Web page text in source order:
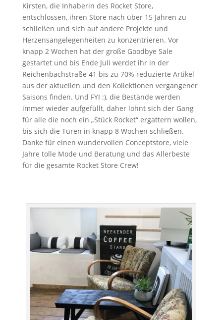
Kirsten, die Inhaberin des Rocket Store,
entschlossen, ihren Store nach über 15 Jahren zu
schließen und sich auf andere Projekte und
Herzensangelegenheiten zu konzentrieren. Vor
knapp 2 Wochen hat der große Goodbye Sale
gestartet und bis Ende Juli werdet ihr in der
Reichenbachstraße 41 bis zu 70% reduzierte Artikel
aus der aktuellen und den Kollektionen vergangener
Saisons finden. Und FYI :), die Bestände werden
immer wieder aufgefüllt, daher lohnt sich der Gang
für alle die noch ein „Stück Rocket“ ergattern wollen,
bis sich die Türen in knapp 8 Wochen schließen.
Danke für einen wundervollen Conceptstore, viele
Jahre tolle Mode und Beratung und das Allerbeste
für die gesamte Rocket Store Crew!